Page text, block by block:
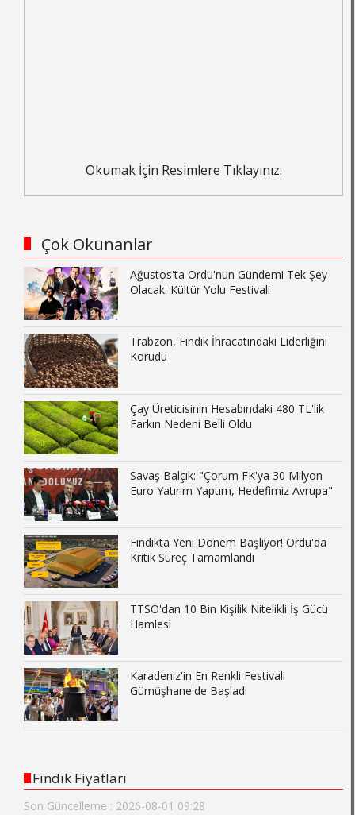
Okumak İçin Resimlere Tıklayınız.
Çok Okunanlar
Ağustos'ta Ordu'nun Gündemi Tek Şey
Olacak: Kültür Yolu Festivali
Trabzon, Fındık İhracatındaki Liderliğini
Korudu
Çay Üreticisinin Hesabındaki 480 TL'lik
Farkın Nedeni Belli Oldu
Savaş Balçık: "Çorum FK'ya 30 Milyon
Euro Yatırım Yaptım, Hedefimiz Avrupa"
Fındıkta Yeni Dönem Başlıyor! Ordu'da
Kritik Süreç Tamamlandı
TTSO'dan 10 Bin Kişilik Nitelikli İş Gücü
Hamlesi
Karadeniz'in En Renkli Festivali
Gümüşhane'de Başladı
Fındık Fiyatları
Son Güncelleme : 2026-08-01 09:28